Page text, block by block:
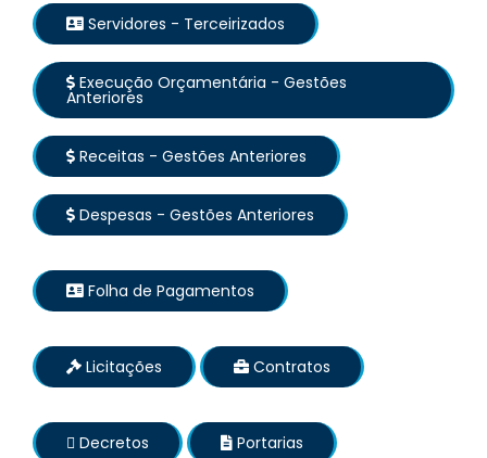
Servidores - Terceirizados
Execução Orçamentária - Gestões
Anteriores
Receitas - Gestões Anteriores
Despesas - Gestões Anteriores
Folha de Pagamentos
Licitações Contratos
Decretos Portarias